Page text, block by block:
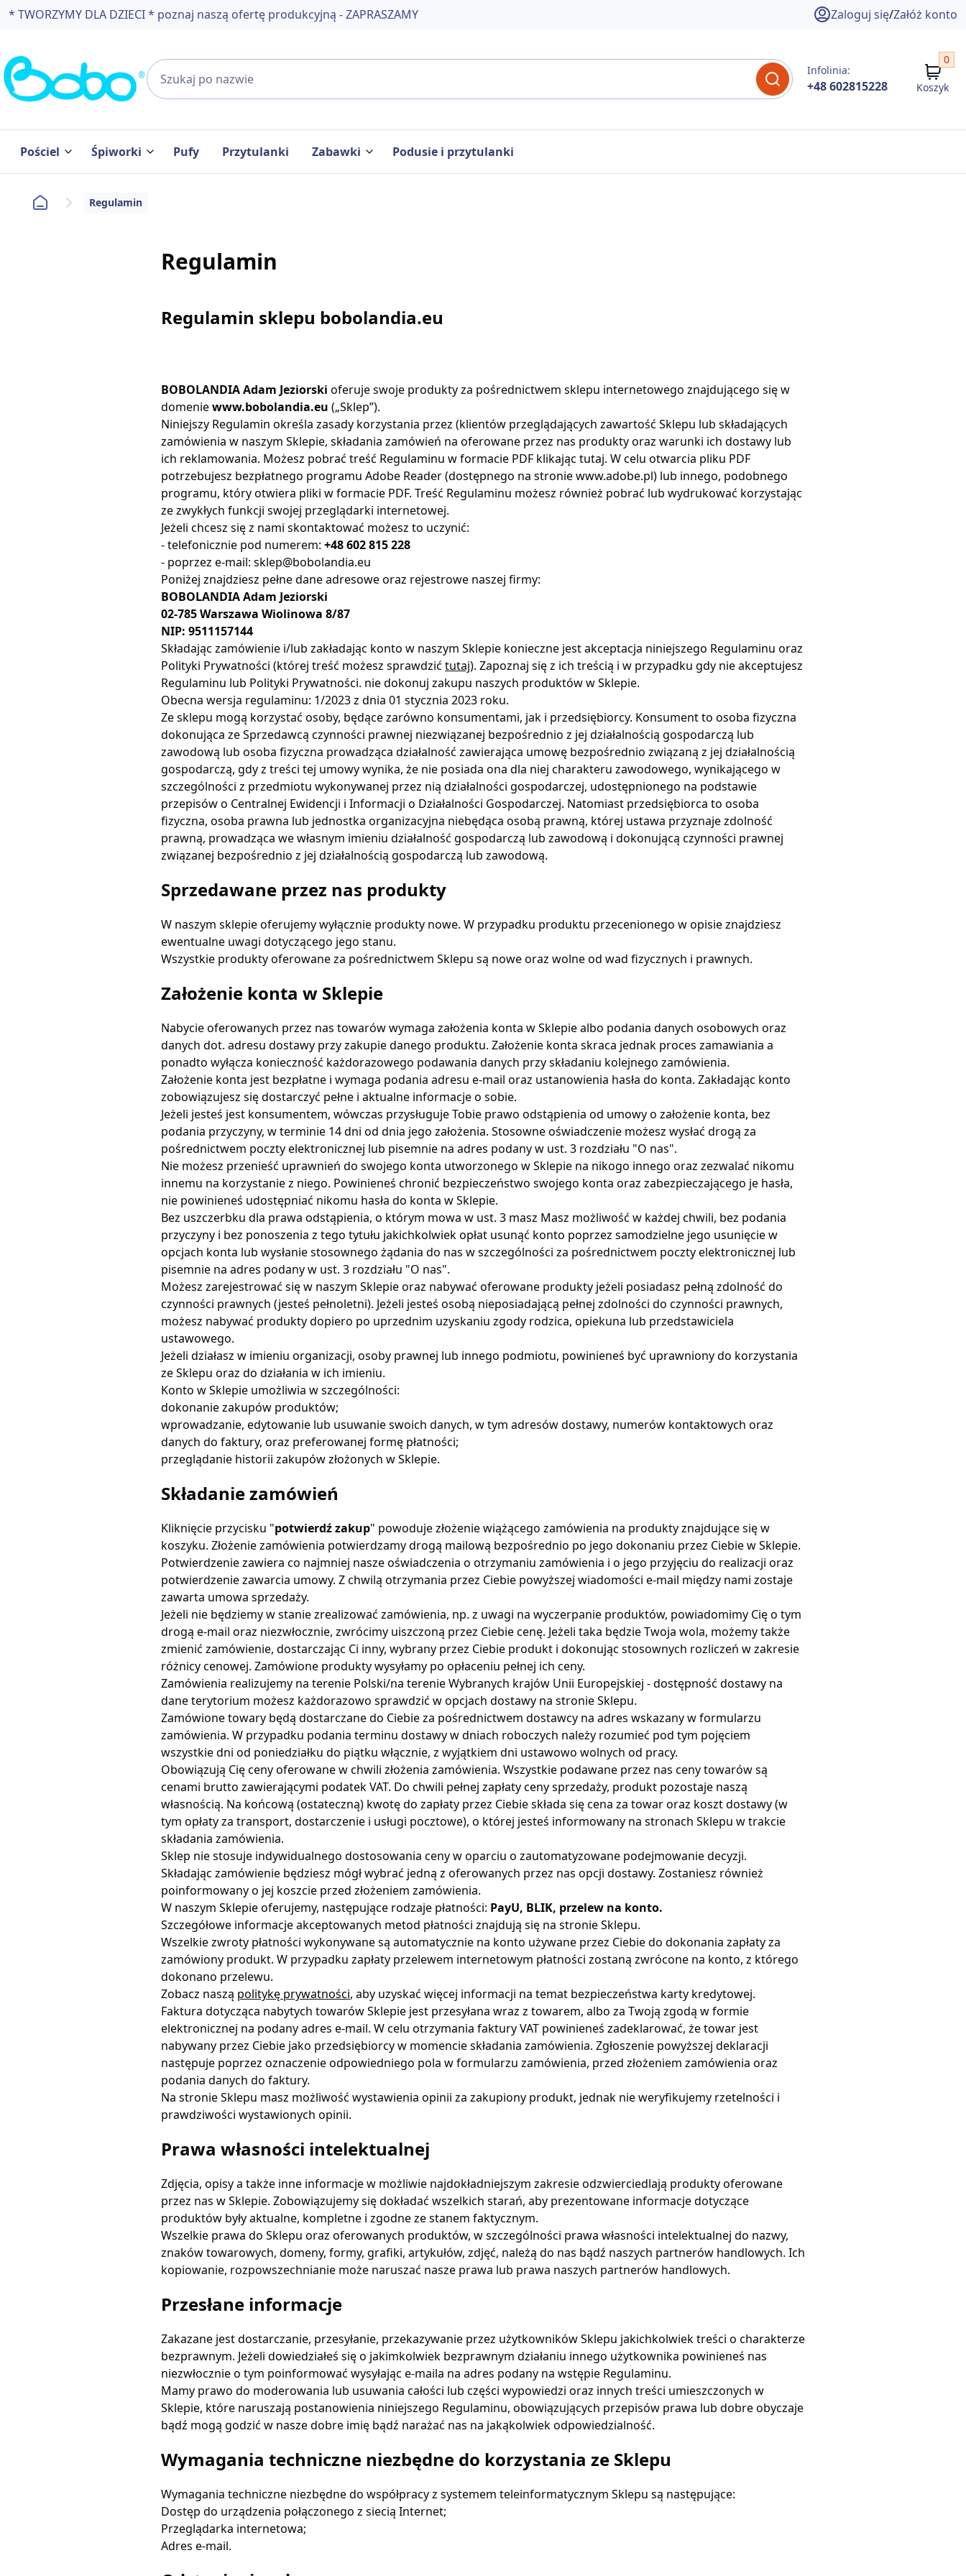
* TWORZYMY DLA DZIECI * poznaj naszą ofertę produkcyjną - ZAPRASZAMY Zaloguj się/Załóż konto
Infolinia:
+48 602815228 Koszyk
0
Pościel Śpiworki Pufy Przytulanki Zabawki Podusie i przytulanki
Regulamin
Regulamin
Regulamin sklepu bobolandia.eu
BOBOLANDIA Adam Jeziorski oferuje swoje produkty za pośrednictwem sklepu internetowego znajdującego się w
domeniewww.bobolandia.eu („Sklep”).
Niniejszy Regulamin określa zasady korzystania przez (klientów przeglądających zawartość Sklepu lub składających
zamówienia w naszym Sklepie, składania zamówień na oferowane przez nas produkty oraz warunki ich dostawy lub
ich reklamowania. Możesz pobrać treść Regulaminu w formacie PDF klikając tutaj. W celu otwarcia pliku PDF
potrzebujesz bezpłatnego programu Adobe Reader (dostępnego na stroniewww.adobe.pl) lub innego, podobnego
programu, który otwiera pliki w formacie PDF. Treść Regulaminu możesz również pobrać lub wydrukować korzystając
ze zwykłych funkcji swojej przeglądarki internetowej.
Jeżeli chcesz się z nami skontaktować możesz to uczynić:
- telefonicznie pod numerem: +48 602 815 228
- poprzez e-mail: sklep@bobolandia.eu
Poniżej znajdziesz pełne dane adresowe oraz rejestrowe naszej firmy:
BOBOLANDIA Adam Jeziorski
02-785 Warszawa Wiolinowa 8/87
NIP: 9511157144
Składając zamówienie i/lub zakładając konto w naszym Sklepie konieczne jest akceptacja niniejszego Regulaminu oraz
Polityki Prywatności (której treść możesz sprawdzić tutaj). Zapoznaj się z ich treścią i w przypadku gdy nie akceptujesz
Regulaminu lub Polityki Prywatności. nie dokonuj zakupu naszych produktów w Sklepie.
Obecna wersja regulaminu: 1/2023 z dnia 01 stycznia 2023 roku.
Ze sklepu mogą korzystać osoby, będące zarówno konsumentami, jak i przedsiębiorcy. Konsument to osoba fizyczna
dokonująca ze Sprzedawcą czynności prawnej niezwiązanej bezpośrednio z jej działalnością gospodarczą lub
zawodową lub osoba fizyczna prowadząca działalność zawierająca umowę bezpośrednio związaną z jej działalnością
gospodarczą, gdy z treści tej umowy wynika, że nie posiada ona dla niej charakteru zawodowego, wynikającego w
szczególności z przedmiotu wykonywanej przez nią działalności gospodarczej, udostępnionego na podstawie
przepisów o Centralnej Ewidencji i Informacji o Działalności Gospodarczej. Natomiast przedsiębiorca to osoba
fizyczna, osoba prawna lub jednostka organizacyjna niebędąca osobą prawną, której ustawa przyznaje zdolność
prawną, prowadząca we własnym imieniu działalność gospodarczą lub zawodową i dokonującą czynności prawnej
związanej bezpośrednio z jej działalnością gospodarczą lub zawodową.
Sprzedawane przez nas produkty
W naszym sklepie oferujemy wyłącznie produkty nowe. W przypadku produktu przecenionego w opisie znajdziesz
ewentualne uwagi dotyczącego jego stanu.
Wszystkie produkty oferowane za pośrednictwem Sklepu są nowe oraz wolne od wad fizycznych i prawnych.
Założenie konta w Sklepie
Nabycie oferowanych przez nas towarów wymaga założenia konta w Sklepie albo podania danych osobowych oraz
danych dot. adresu dostawy przy zakupie danego produktu. Założenie konta skraca jednak proces zamawiania a
ponadto wyłącza konieczność każdorazowego podawania danych przy składaniu kolejnego zamówienia.
Założenie konta jest bezpłatne i wymaga podania adresu e-mail oraz ustanowienia hasła do konta. Zakładając konto
zobowiązujesz się dostarczyć pełne i aktualne informacje o sobie.
Jeżeli jesteś jest konsumentem, wówczas przysługuje Tobie prawo odstąpienia od umowy o założenie konta, bez
podania przyczyny, w terminie 14 dni od dnia jego założenia. Stosowne oświadczenie możesz wysłać drogą za
pośrednictwem poczty elektronicznej lub pisemnie na adres podany w ust. 3 rozdziału "O nas".
Nie możesz przenieść uprawnień do swojego konta utworzonego w Sklepie na nikogo innego oraz zezwalać nikomu
innemu na korzystanie z niego. Powinieneś chronić bezpieczeństwo swojego konta oraz zabezpieczającego je hasła,
nie powinieneś udostępniać nikomu hasła do konta w Sklepie.
Bez uszczerbku dla prawa odstąpienia, o którym mowa w ust. 3 masz Masz możliwość w każdej chwili, bez podania
przyczyny i bez ponoszenia z tego tytułu jakichkolwiek opłat usunąć konto poprzez samodzielne jego usunięcie w
opcjach konta lub wysłanie stosownego żądania do nas w szczególności za pośrednictwem poczty elektronicznej lub
pisemnie na adres podany w ust. 3 rozdziału "O nas".
Możesz zarejestrować się w naszym Sklepie oraz nabywać oferowane produkty jeżeli posiadasz pełną zdolność do
czynności prawnych (jesteś pełnoletni). Jeżeli jesteś osobą nieposiadającą pełnej zdolności do czynności prawnych,
możesz nabywać produkty dopiero po uprzednim uzyskaniu zgody rodzica, opiekuna lub przedstawiciela
ustawowego.
Jeżeli działasz w imieniu organizacji, osoby prawnej lub innego podmiotu, powinieneś być uprawniony do korzystania
ze Sklepu oraz do działania w ich imieniu.
Konto w Sklepie umożliwia w szczególności:
dokonanie zakupów produktów;
wprowadzanie, edytowanie lub usuwanie swoich danych, w tym adresów dostawy, numerów kontaktowych oraz
danych do faktury, oraz preferowanej formę płatności;
przeglądanie historii zakupów złożonych w Sklepie.
Składanie zamówień
Kliknięcie przycisku "potwierdź zakup" powoduje złożenie wiążącego zamówienia na produkty znajdujące się w
koszyku. Złożenie zamówienia potwierdzamy drogą mailową bezpośrednio po jego dokonaniu przez Ciebie w Sklepie.
Potwierdzenie zawiera co najmniej nasze oświadczenia o otrzymaniu zamówienia i o jego przyjęciu do realizacji oraz
potwierdzenie zawarcia umowy. Z chwilą otrzymania przez Ciebie powyższej wiadomości e-mail między nami zostaje
zawarta umowa sprzedaży.
Jeżeli nie będziemy w stanie zrealizować zamówienia, np. z uwagi na wyczerpanie produktów, powiadomimy Cię o tym
drogą e-mail oraz niezwłocznie, zwrócimy uiszczoną przez Ciebie cenę. Jeżeli taka będzie Twoja wola, możemy także
zmienić zamówienie, dostarczając Ci inny, wybrany przez Ciebie produkt i dokonując stosownych rozliczeń w zakresie
różnicy cenowej. Zamówione produkty wysyłamy po opłaceniu pełnej ich ceny.
Zamówienia realizujemy na terenie Polski/na terenie Wybranych krajów Unii Europejskiej - dostępność dostawy na
dane terytorium możesz każdorazowo sprawdzić w opcjach dostawy na stronie Sklepu.
Zamówione towary będą dostarczane do Ciebie za pośrednictwem dostawcy na adres wskazany w formularzu
zamówienia. W przypadku podania terminu dostawy w dniach roboczych należy rozumieć pod tym pojęciem
wszystkie dni od poniedziałku do piątku włącznie, z wyjątkiem dni ustawowo wolnych od pracy.
Obowiązują Cię ceny oferowane w chwili złożenia zamówienia. Wszystkie podawane przez nas ceny towarów są
cenami brutto zawierającymi podatek VAT. Do chwili pełnej zapłaty ceny sprzedaży, produkt pozostaje naszą
własnością. Na końcową (ostateczną) kwotę do zapłaty przez Ciebie składa się cena za towar oraz koszt dostawy (w
tym opłaty za transport, dostarczenie i usługi pocztowe), o której jesteś informowany na stronach Sklepu w trakcie
składania zamówienia.
Sklep nie stosuje indywidualnego dostosowania ceny w oparciu o zautomatyzowane podejmowanie decyzji.
Składając zamówienie będziesz mógł wybrać jedną z oferowanych przez nas opcji dostawy. Zostaniesz również
poinformowany o jej koszcie przed złożeniem zamówienia.
W naszym Sklepie oferujemy, następujące rodzaje płatności: PayU, BLIK, przelew na konto.
Szczegółowe informacje akceptowanych metod płatności znajdują się na stronie Sklepu.
Wszelkie zwroty płatności wykonywane są automatycznie na konto używane przez Ciebie do dokonania zapłaty za
zamówiony produkt. W przypadku zapłaty przelewem internetowym płatności zostaną zwrócone na konto, z którego
dokonano przelewu.
Zobacz naszą politykę prywatności, aby uzyskać więcej informacji na temat bezpieczeństwa karty kredytowej.
Faktura dotycząca nabytych towarów Sklepie jest przesyłana wraz z towarem, albo za Twoją zgodą w formie
elektronicznej na podany adres e-mail. W celu otrzymania faktury VAT powinieneś zadeklarować, że towar jest
nabywany przez Ciebie jako przedsiębiorcy w momencie składania zamówienia. Zgłoszenie powyższej deklaracji
następuje poprzez oznaczenie odpowiedniego pola w formularzu zamówienia, przed złożeniem zamówienia oraz
podania danych do faktury.
Na stronie Sklepu masz możliwość wystawienia opinii za zakupiony produkt, jednak nie weryfikujemy rzetelności i
prawdziwości wystawionych opinii.
Prawa własności intelektualnej
Zdjęcia, opisy a także inne informacje w możliwie najdokładniejszym zakresie odzwierciedlają produkty oferowane
przez nas w Sklepie. Zobowiązujemy się dokładać wszelkich starań, aby prezentowane informacje dotyczące
produktów były aktualne, kompletne i zgodne ze stanem faktycznym.
Wszelkie prawa do Sklepu oraz oferowanych produktów, w szczególności prawa własności intelektualnej do nazwy,
znaków towarowych, domeny, formy, grafiki, artykułów, zdjęć, należą do nas bądź naszych partnerów handlowych. Ich
kopiowanie, rozpowszechnianie może naruszać nasze prawa lub prawa naszych partnerów handlowych.
Przesłane informacje
Zakazane jest dostarczanie, przesyłanie, przekazywanie przez użytkowników Sklepu jakichkolwiek treści o charakterze
bezprawnym. Jeżeli dowiedziałeś się o jakimkolwiek bezprawnym działaniu innego użytkownika powinieneś nas
niezwłocznie o tym poinformować wysyłając e-maila na adres podany na wstępie Regulaminu.
Mamy prawo do moderowania lub usuwania całości lub części wypowiedzi oraz innych treści umieszczonych w
Sklepie, które naruszają postanowienia niniejszego Regulaminu, obowiązujących przepisów prawa lub dobre obyczaje
bądź mogą godzić w nasze dobre imię bądź narażać nas na jakąkolwiek odpowiedzialność.
Wymagania techniczne niezbędne do korzystania ze Sklepu
Wymagania techniczne niezbędne do współpracy z systemem teleinformatycznym Sklepu są następujące:
Dostęp do urządzenia połączonego z siecią Internet;
Przeglądarka internetowa;
Adres e-mail.